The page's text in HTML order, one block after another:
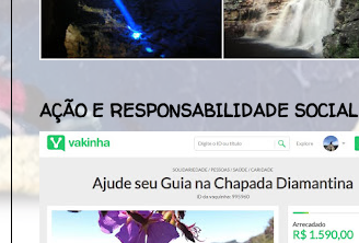
AÇÃO E RESPONSABILIDADE SOCIAL